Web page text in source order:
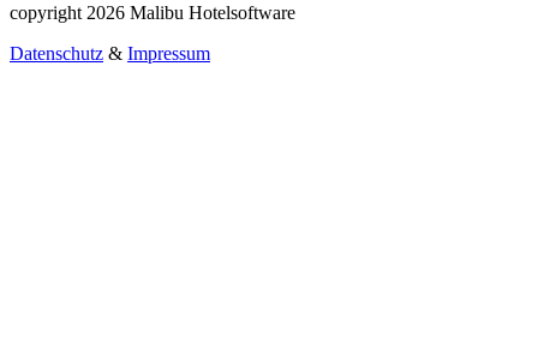
copyright 2026 Malibu Hotelsoftware
Datenschutz & Impressum